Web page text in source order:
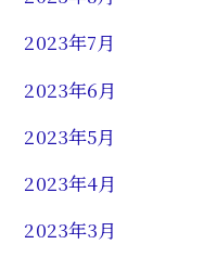
2023年7月
2023年6月
2023年5月
2023年4月
2023年3月